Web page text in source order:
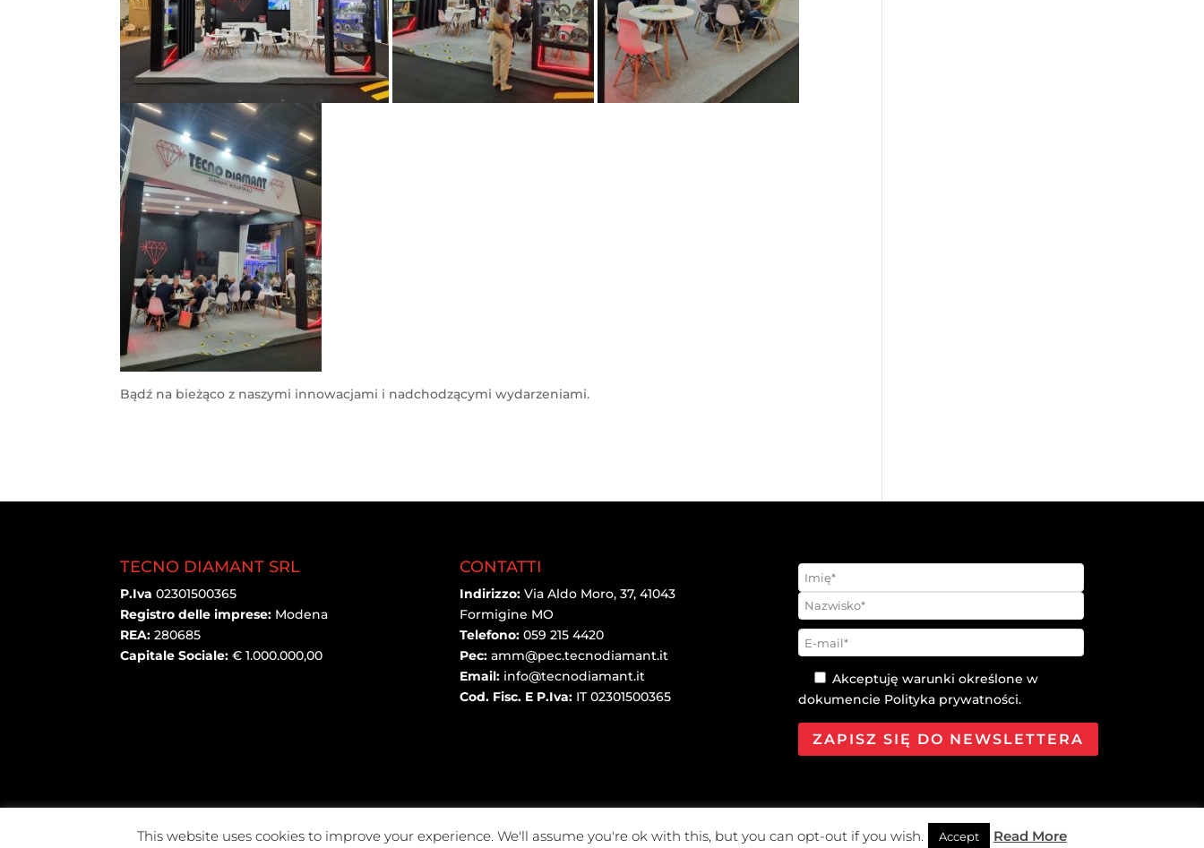
Bądź na bieżąco z naszymi innowacjami i nadchodzącymi wydarzeniami.
TECNO DIAMANT SRL
P.Iva02301500365
Registro delle imprese: Modena
REA: 280685
Capitale Sociale:€ 1.000.000,00
CONTATTI
Indirizzo: Via Aldo Moro, 37, 41043
Formigine MO
Telefono: 059 215 4420
Pec: amm@pec.tecnodiamant.it
Email: info@tecnodiamant.it
Cod. Fisc. E P.Iva:IT 02301500365
Akceptuję warunki określone w
dokumencie Polityka prywatności.
@2021 Tecno Diamant Diamanti industriali S.r.l. | Restyling BySitiPower-Privacy Policy -Cookie Policy
This website uses cookies to improve your experience. We'll assume you're ok with this, but you can opt-out if you wish. Accept Read More